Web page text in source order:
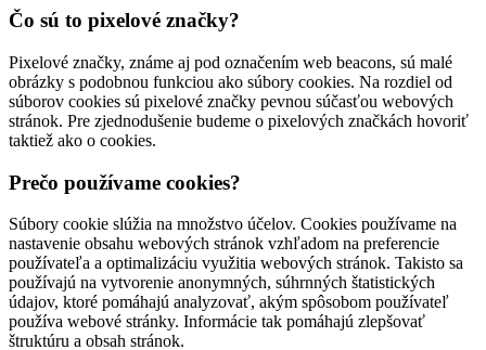
Čo sú to pixelové značky?
Pixelové značky, známe aj pod označením web beacons, sú malé
obrázky s podobnou funkciou ako súbory cookies. Na rozdiel od
súborov cookies sú pixelové značky pevnou súčasťou webových
stránok. Pre zjednodušenie budeme o pixelových značkách hovoriť
taktiež ako o cookies.
Prečo používame cookies?
Súbory cookie slúžia na množstvo účelov. Cookies používame na
nastavenie obsahu webových stránok vzhľadom na preferencie
používateľa a optimalizáciu využitia webových stránok. Takisto sa
používajú na vytvorenie anonymných, súhrnných štatistických
údajov, ktoré pomáhajú analyzovať, akým spôsobom používateľ
používa webové stránky. Informácie tak pomáhajú zlepšovať
štruktúru a obsah stránok.